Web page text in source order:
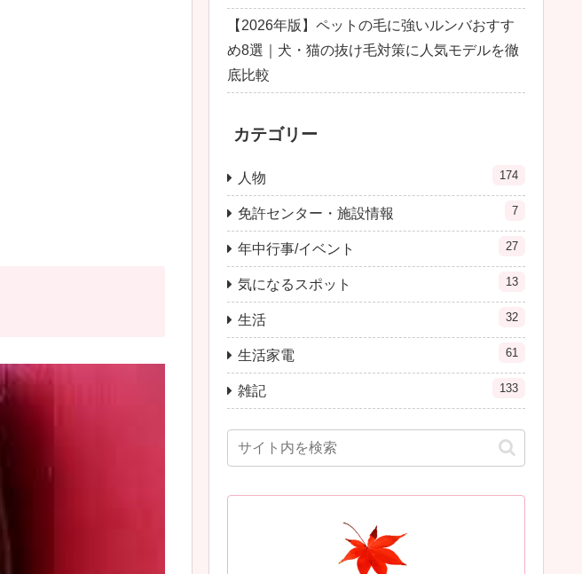
【2026年版】ペットの毛に強いルンバおすす
め8選｜犬・猫の抜け毛対策に人気モデルを徹
底比較
カテゴリー
人物 174
免許センター・施設情報 7
年中行事/イベント 27
気になるスポット 13
生活 32
生活家電 61
雑記 133